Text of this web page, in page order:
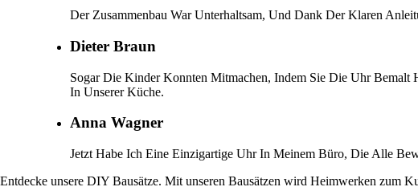
Der Zusammenbau War Unterhaltsam, Und Dank Der Klaren
Dieter Braun
Sogar Die Kinder Konnten Mitmachen, Indem Sie Die Uhr
In Unserer Küche.
Anna Wagner
Jetzt Habe Ich Eine Einzigartige Uhr In Meinem Büro, Die Alle
Entdecke unsere DIY Bausätze. Mit unseren Bausätzen wird Heimwerken zum